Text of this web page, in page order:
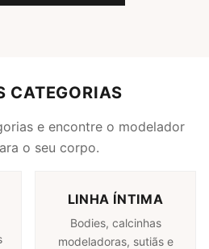
CATEGORIAS
e encontre o modelador
o seu corpo.
LINHA ÍNTIMA
Bodies, calcinhas
modeladoras, sutiãs e